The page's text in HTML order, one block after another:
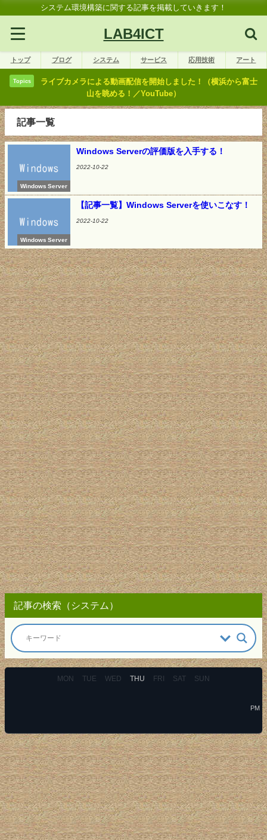
システム環境構築に関する記事を掲載していきます！
LAB4ICT
トップ ブログ システム サービス 応用技術 アート
Topics
ライブカメラによる動画配信を開始しました！（横浜から富士
山を眺める！／YouTube）
記事一覧
Windows Server
Windows Serverの評価版を入手する！
2022-10-22
Windows Server
【記事一覧】Windows Serverを使いこなす！
2022-10-22
記事の検索（システム）
MON TUE WED THU FRI SAT SUN
PM